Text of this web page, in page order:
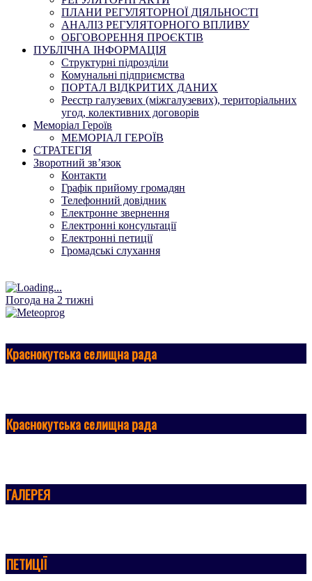
ПЛАНИ РЕГУЛЯТОРНОЇ ДІЯЛЬНОСТІ
АНАЛІЗ РЕГУЛЯТОРНОГО ВПЛИВУ
ОБГОВОРЕННЯ ПРОЄКТІВ
ПУБЛІЧНА ІНФОРМАЦІЯ
Структурні підрозділи
Комунальні підприємства
ПОРТАЛ ВІДКРИТИХ ДАНИХ
Реєстр галузевих (міжгалузевих), територіальних
угод, колективних договорів
Меморіал Героїв
МЕМОРІАЛ ГЕРОЇВ
СТРАТЕГІЯ
Зворотний зв’язок
Контакти
Графік прийому громадян
Телефонний довідник
Електронне звернення
Електронні консультації
Електронні петиції
Громадські слухання
Погода на 2 тижні
Краснокутська селищна рада
Краснокутська селищна рада
ГАЛЕРЕЯ
ПЕТИЦІЇ